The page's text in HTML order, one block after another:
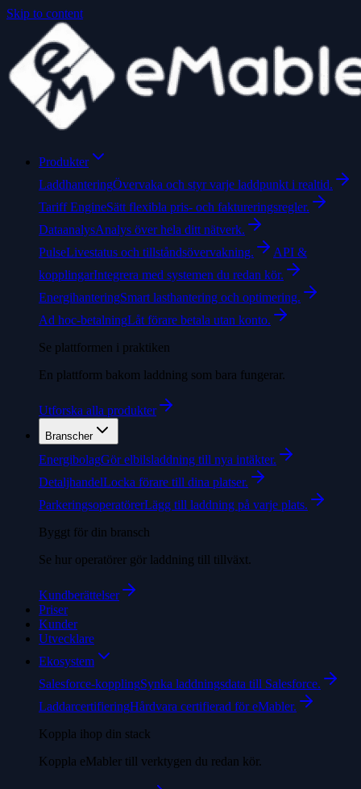
Skip to content
Produkter
LaddhanteringÖvervaka och styr varje laddpunkt i realtid.
Tariff EngineSätt flexibla pris- och faktureringsregler.
DataanalysAnalys över hela ditt nätverk.
PulseLivestatus och tillståndsövervakning.
API &
kopplingarIntegrera med systemen du redan kör.
EnergihanteringSmart lasthantering och optimering.
Ad hoc-betalningLåt förare betala utan konto.
Se plattformen i praktiken
En plattform bakom laddning som bara fungerar.
Utforska alla produkter
Branscher
EnergibolagGör elbilsladdning till nya intäkter.
DetaljhandelLocka förare till dina platser.
ParkeringsoperatörerLägg till laddning på varje plats.
Byggt för din bransch
Se hur operatörer gör laddning till tillväxt.
Kundberättelser
Priser
Kunder
Utvecklare
Ekosystem
Salesforce-kopplingSynka laddningsdata till Salesforce.
LaddarcertifieringHårdvara certifierad för eMabler.
Koppla ihop din stack
Koppla eMabler till verktygen du redan kör.